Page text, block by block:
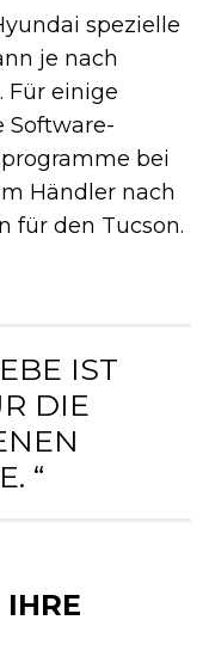
spezielle
je nach
Für einige
Software-
bei
Händler nach
für den Tucson.
IST
DIE
“